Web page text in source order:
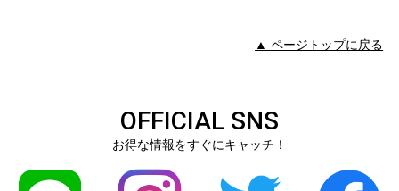
▲ ページトップに戻る
OFFICIAL SNS
お得な情報をすぐにキャッチ！